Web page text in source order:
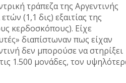
τράπεζα της Αργεντινής
(1,1 δις) εξαιτίας της
κερδοσκόπους). Είχε
διαπίστωναν πως είχαν
δεν μπορούσε να στηρίξει
1.500 μονάδες, τον